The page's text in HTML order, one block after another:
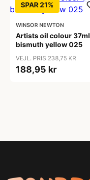
SPAR 21%
WINSOR NEWTON
Artists oil colour 37ml
bismuth yellow 025
VEJL. PRIS 238,75 KR
188,95 kr